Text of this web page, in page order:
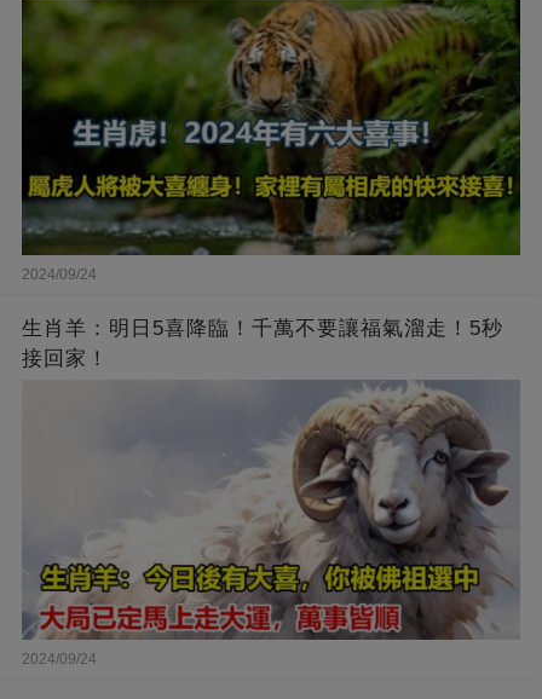
2024/09/24
生肖羊：明日5喜降臨！千萬不要讓福氣溜走！5秒
接回家！
2024/09/24